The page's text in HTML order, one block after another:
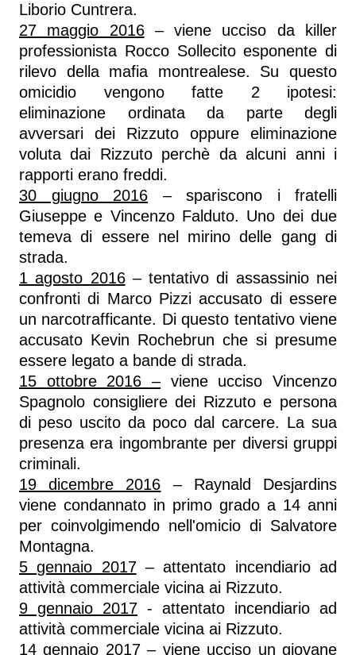
Liborio Cuntrera.
27 maggio 2016– viene ucciso da killer
professionista Rocco Sollecito esponente di
rilevo della mafia montrealese. Su questo
omicidio vengono fatte 2 ipotesi:
eliminazione ordinata da parte degli
avversari dei Rizzuto oppure eliminazione
voluta dai Rizzuto perchè da alcuni anni i
rapporti erano freddi.
30 giugno 2016 – spariscono i fratelli
Giuseppe e Vincenzo Falduto. Uno dei due
temeva di essere nel mirino delle gang di
strada.
1 agosto 2016– tentativo di assassinio nei
confronti di Marco Pizzi accusato di essere
un narcotrafficante. Di questo tentativo viene
accusato Kevin Rochebrun che si presume
essere legato a bande di strada.
15 ottobre 2016 –viene ucciso Vincenzo
Spagnolo consigliere dei Rizzuto e persona
di peso uscito da poco dal carcere. La sua
presenza era ingombrante per diversi gruppi
criminali.
19 dicembre 2016 – Raynald Desjardins
viene condannato in primo grado a 14 anni
per coinvolgimendo nell'omicio di Salvatore
Montagna.
5 gennaio 2017– attentato incendiario ad
attività commerciale vicina ai Rizzuto.
9 gennaio 2017 - attentato incendiario ad
attività commerciale vicina ai Rizzuto.
14 gennaio 2017– viene ucciso un giovane